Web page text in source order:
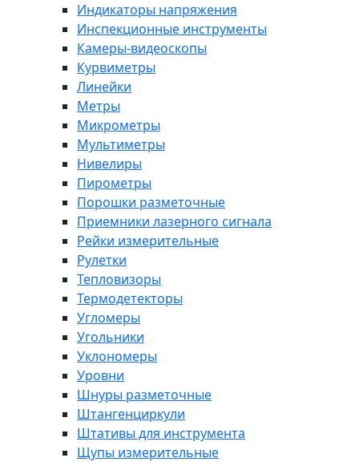
Индикаторы напряжения
Инспекционные инструменты
Камеры-видеоскопы
Курвиметры
Линейки
Метры
Микрометры
Мультиметры
Нивелиры
Пирометры
Порошки разметочные
Приемники лазерного сигнала
Рейки измерительные
Рулетки
Тепловизоры
Термодетекторы
Угломеры
Угольники
Уклономеры
Уровни
Шнуры разметочные
Штангенциркули
Штативы для инструмента
Щупы измерительные